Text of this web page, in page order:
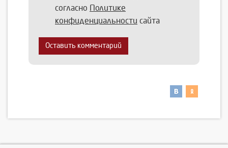
согласно Политике
конфиденциальности сайта
Оставить комментарий